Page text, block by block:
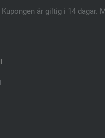
Kupongen är giltig i 14 dagar.